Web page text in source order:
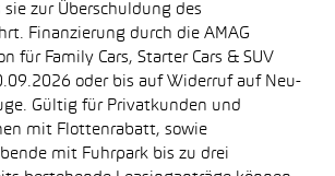
zur Überschuldung des
Finanzierung durch die AMAG
für Family Cars, Starter Cars & SUV
oder bis auf Widerruf auf Neu-
Gültig für Privatkunden und
mit Flottenrabatt, sowie
mit Fuhrpark bis zu drei